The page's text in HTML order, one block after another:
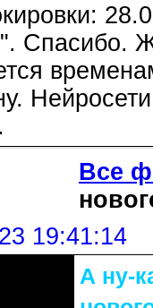
Спасибо.
Все
19:41:14
А ну-